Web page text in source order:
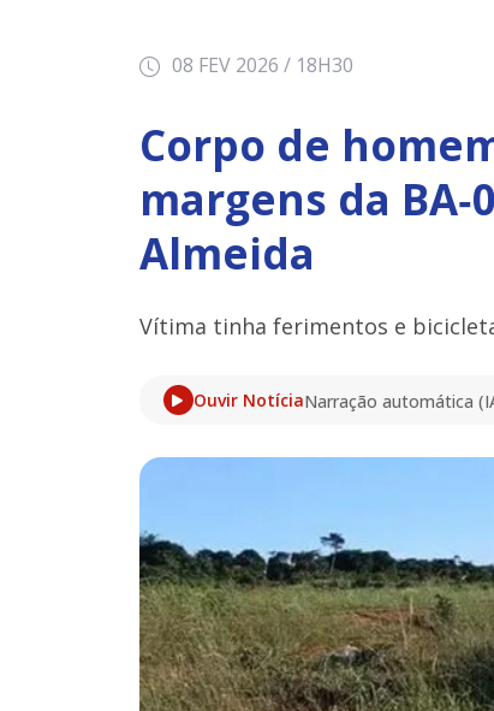
08 FEV 2026 / 18H30
Corpo de
margens da
Almeida
Vítima tinha ferimentos e
Ouvir NotíciaNarração automática